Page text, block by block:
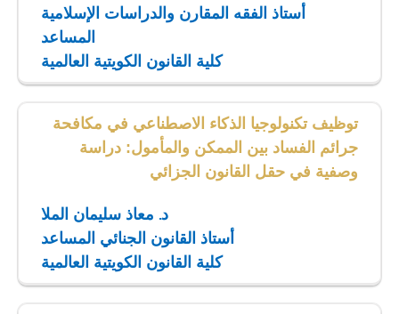
أستاذ الفقه المقارن والدراسات الإسلامية
المساعد
كلية القانون الكويتية العالمية
توظيف تكنولوجيا الذكاء الاصطناعي في مكافحة
جرائم الفساد بين الممكن والمأمول: دراسة
وصفية في حقل القانون الجزائي
د. معاذ سليمان الملا
أستاذ القانون الجنائي المساعد
كلية القانون الكويتية العالمية